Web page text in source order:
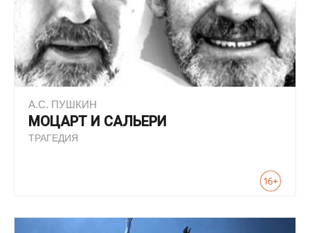
А.С. ПУШКИН
МОЦАРТ И САЛЬЕРИ
ТРАГЕДИЯ